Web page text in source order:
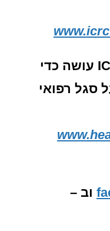
עושה כדי
סגל רפואי
וב –